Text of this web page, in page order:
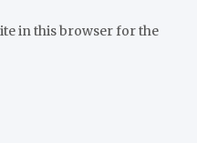
in this browser for the